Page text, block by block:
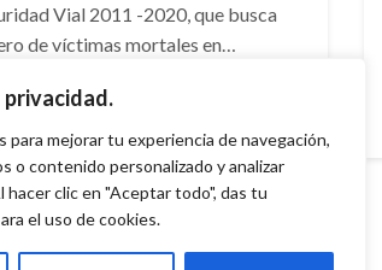
para mejorar tu experiencia de navegación,
o contenido personalizado y analizar
clic en "Aceptar todo", das tu
el uso de cookies.
Vial 2011 -2020, que busca
de víctimas mortales en…
2017 Manuel Reyes Beltran